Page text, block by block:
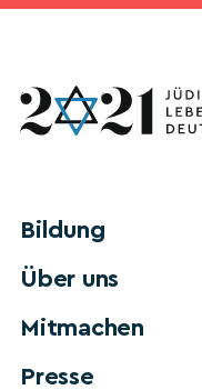
Bildung
Über uns
Mitmachen
Presse